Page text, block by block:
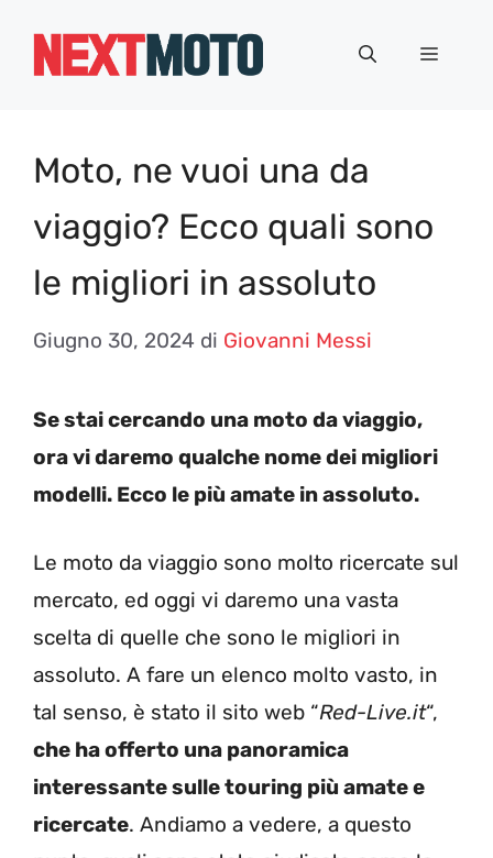
Menu
Moto, ne vuoi una da
viaggio? Ecco quali sono
le migliori in assoluto
Giugno 30, 2024 di Giovanni Messi
Se stai cercando una moto da viaggio,
ora vi daremo qualche nome dei migliori
modelli. Ecco le più amate in assoluto.
Le moto da viaggio sono molto ricercate sul
mercato, ed oggi vi daremo una vasta
scelta di quelle che sono le migliori in
assoluto. A fare un elenco molto vasto, in
tal senso, è stato il sito web “Red-Live.it“,
che ha offerto una panoramica
interessante sulle touring più amate e
ricercate. Andiamo a vedere, a questo